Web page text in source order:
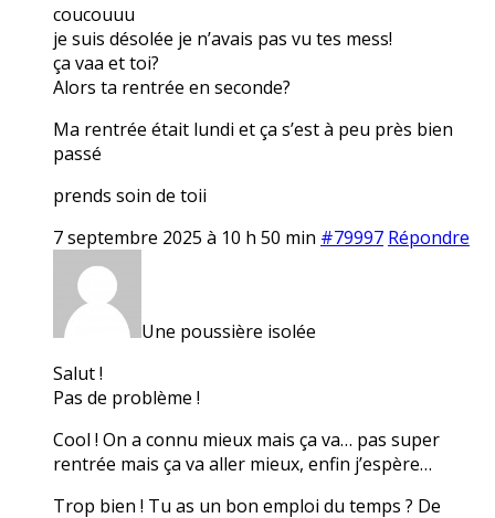
coucouuu
je suis désolée je n’avais pas vu tes mess!
ça vaa et toi?
Alors ta rentrée en seconde?
Ma rentrée était lundi et ça s’est à peu près bien
passé
prends soin de toii
7 septembre 2025 à 10 h 50 min #79997 Répondre
Une poussière isolée
Salut !
Pas de problème !
Cool ! On a connu mieux mais ça va… pas super
rentrée mais ça va aller mieux, enfin j’espère…
Trop bien ! Tu as un bon emploi du temps ? De